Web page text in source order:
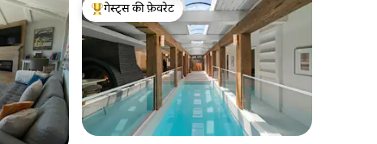
गेस्ट्स का टॉप फ़ेवरेट
गेस्ट्स की फ़ेवरेट